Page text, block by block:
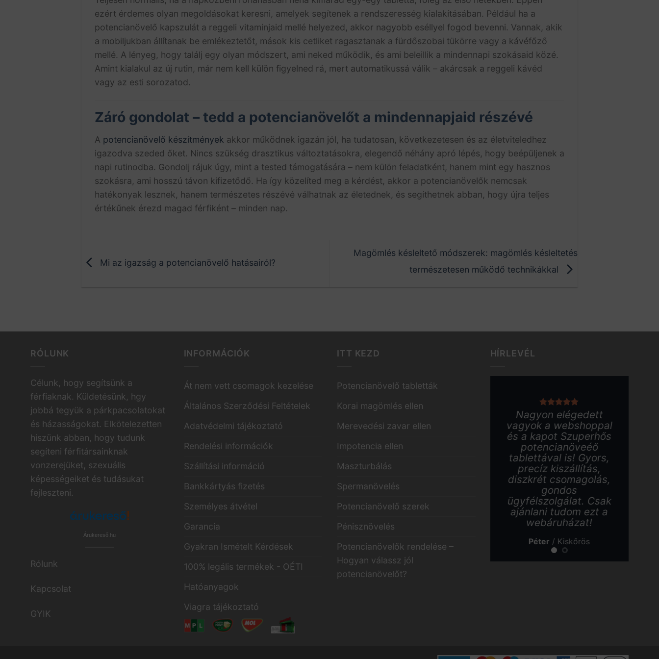
ezért érdemes olyan megoldásokat keresni, amelyek segítenek a rendszeresség kialakításában. Például ha a
potencianövelő kapszulát a reggeli vitaminjaid mellé helyezed, akkor nagyobb eséllyel fogod bevenni. Vannak, akik
a mobiljukban állítanak be emlékeztetőt, mások kis cetliket ragasztanak a fürdőszobai tükörre vagy a kávéfőző
mellé. A lényeg, hogy találj egy olyan módszert, ami neked működik, és ami beleillik a mindennapi szokásaid közé.
Amint kialakul az új rutin, már nem kell külön figyelned rá, mert automatikussá válik – akárcsak a reggeli kávéd
vagy az esti sorozatod.
Záró gondolat – tedd a potencianövelőt a mindennapjaid részévé
A potencianövelő készítmények akkor működnek igazán jól, ha tudatosan, következetesen és az életviteledhez
igazodva szeded őket. Nincs szükség drasztikus változtatásokra, elegendő néhány apró lépés, hogy beépüljenek a
napi rutinodba. Gondolj rájuk úgy, mint a tested támogatására – nem külön feladatként, hanem mint egy hasznos
szokásra, ami hosszú távon kifizetődő. Ha így közelíted meg a kérdést, akkor a potencianövelők nemcsak
hatékonyak lesznek, hanem természetes részévé válhatnak az életednek, és segíthetnek abban, hogy újra teljes
értékűnek érezd magad férfiként – minden nap.
Mi az igazság a potencianövelő hatásairól?
Magömlés késleltető módszerek: magömlés késleltetés
természetesen működő technikákkal
RÓLUNK
Célunk, hogy segítsünk a
férfiaknak. Küldetésünk, hgy
jobbá tegyük a párkpacsolatokat
és házasságokat. Elkötelezetten
hiszünk abban, hogy tudunk
segíteni férfitársainknak
vonzerejüket, szexuális
képességeiket és tudásukat
fejleszteni.
Árukereső.hu
Rólunk
Kapcsolat
GYIK
INFORMÁCIÓK
Át nem vett csomagok kezelése
Általános Szerződési Feltételek
Adatvédelmi tájékoztató
Rendelési információk
Szállítási információ
Bankkártyás fizetés
Személyes átvétel
Garancia
Gyakran Ismételt Kérdések
100% legális termékek - OÉTI
Hatóanyagok
Viagra tájékoztató
ITT KEZD
Potencianövelő tabletták
Korai magömlés ellen
Merevedési zavar ellen
Impotencia ellen
Maszturbálás
Spermanövelés
Potencianövelő szerek
Pénisznövelés
Potencianövelők rendelése –
Hogyan válassz jól
potencianövelőt?
HÍRLEVÉL
Nagyon elégedett
vagyok a webshoppal
és a kapot Szuperhős
potencianöveéő
tablettával is! Gyors,
precíz kiszállítás,
diszkrét csomagolás,
gondos
ügyfélszolgálat. Csak
ajánlani tudom ezt a
webáruházat!
Péter / Kiskőrös